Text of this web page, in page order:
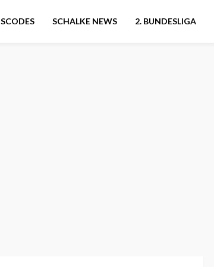
SCHALKE NEWS 2. BUNDESLIGA